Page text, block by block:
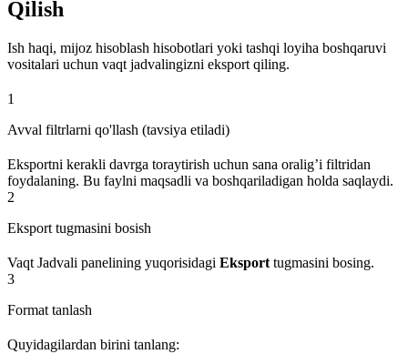
Qilish
Ish haqi, mijoz hisoblash hisobotlari yoki tashqi loyiha boshqaruvi
vositalari uchun vaqt jadvalingizni eksport qiling.
1
Avval filtrlarni qo'llash (tavsiya etiladi)
Eksportni kerakli davrga toraytirish uchun sana oralig’i filtridan
foydalaning. Bu faylni maqsadli va boshqariladigan holda saqlaydi.
2
Eksport tugmasini bosish
Vaqt Jadvali panelining yuqorisidagi Eksport tugmasini bosing.
3
Format tanlash
Quyidagilardan birini tanlang: